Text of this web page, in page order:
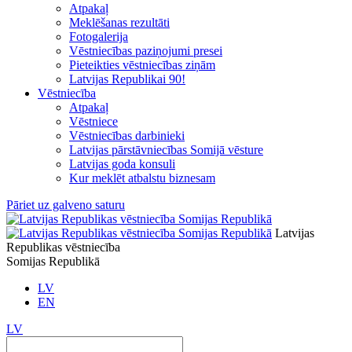
Atpakaļ
Meklēšanas rezultāti
Fotogalerija
Vēstniecības paziņojumi presei
Pieteikties vēstniecības ziņām
Latvijas Republikai 90!
Vēstniecība
Atpakaļ
Vēstniece
Vēstniecības darbinieki
Latvijas pārstāvniecības Somijā vēsture
Latvijas goda konsuli
Kur meklēt atbalstu biznesam
Pāriet uz galveno saturu
Latvijas
Republikas vēstniecība
Somijas Republikā
LV
EN
LV